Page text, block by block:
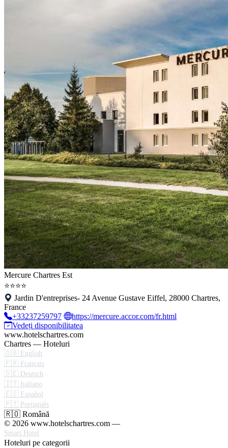
Mercure Chartres Est
⭐⭐⭐⭐
Jardin D'entreprises- 24 Avenue Gustave Eiffel, 28000 Chartres,
France
+33237259797
https://mercure.accor.com/fr.html
Vedeți disponibilitatea
www.hotelschartres.com
Chartres — Hoteluri
🇬🇧 English
🇫🇷 Français
🇩🇪 Deutsch
🇮🇹 Italiano
🇪🇸 Español
🇵🇹 Português
🇷🇴 Română
© 2026 www.hotelschartres.com —
Smart Hotel
Hoteluri pe categorii